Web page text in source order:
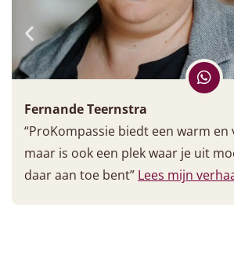
Fernande Teernstra
“ProKompassie biedt een warm en
maar is ook een plek waar je uit
daar aan toe bent” Lees mijn